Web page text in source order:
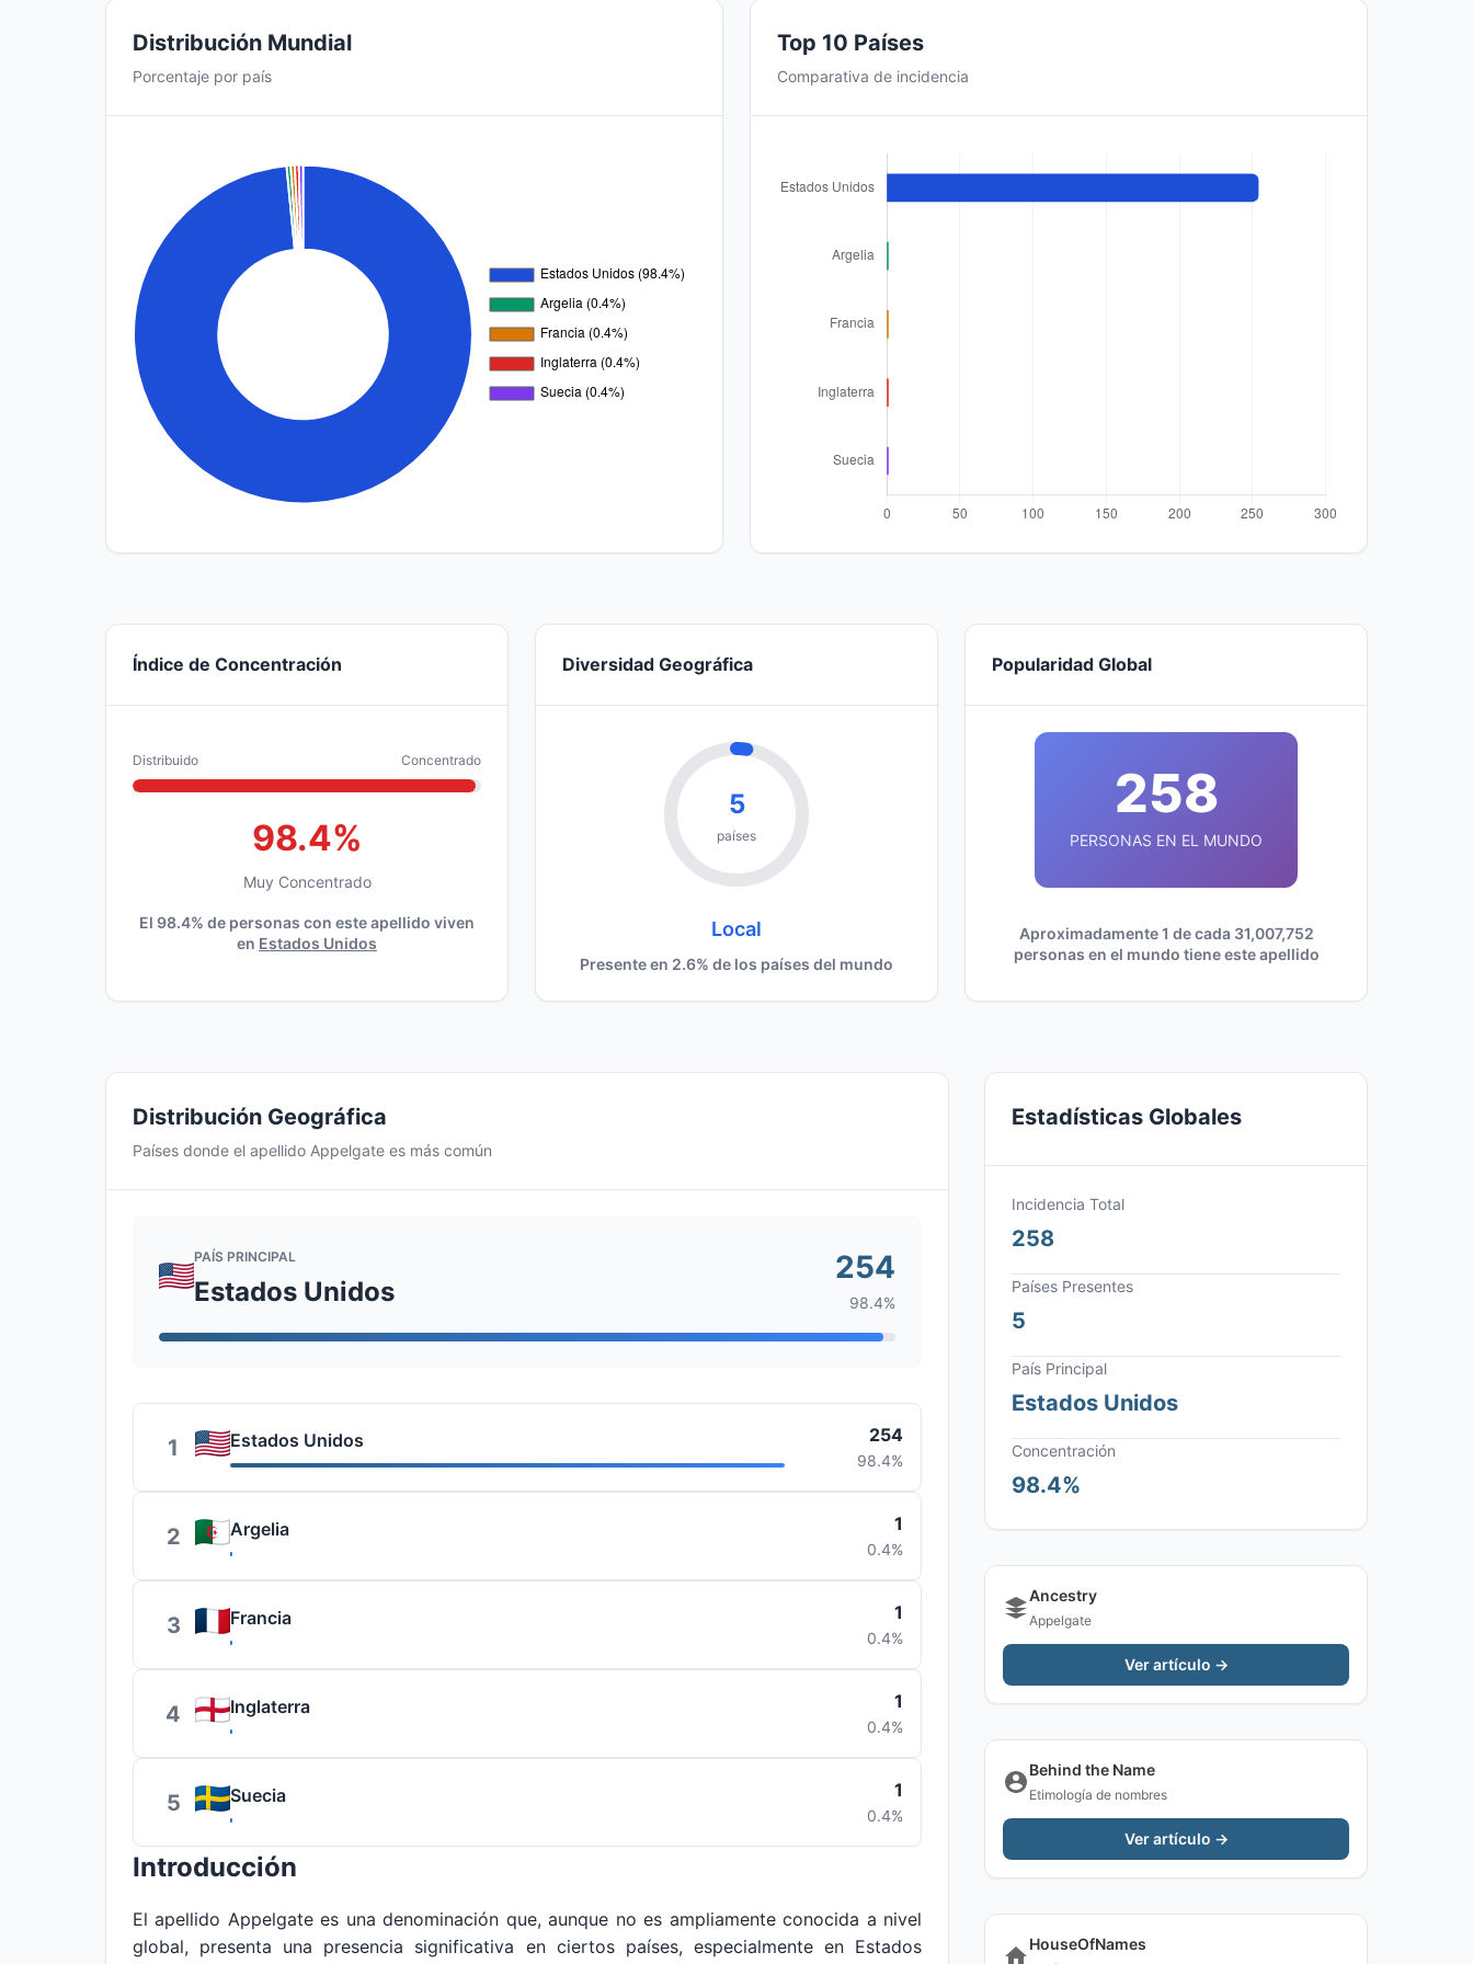
Distribución Mundial
Porcentaje por país
Top 10 Países
Comparativa de incidencia
Índice de Concentración
Distribuido Concentrado
98.4%
Muy Concentrado
El 98.4% de personas con este apellido viven
en Estados Unidos
Diversidad Geográfica
5
países
Local
Presente en 2.6% de los países del mundo
Popularidad Global
258
PERSONAS EN EL MUNDO
Aproximadamente 1 de cada 31,007,752
personas en el mundo tiene este apellido
Distribución Geográfica
Países donde el apellido Appelgate es más común
PAÍS PRINCIPAL
Estados Unidos
254
98.4%
1 Estados Unidos 254
98.4%
2 Argelia 1
0.4%
3 Francia 1
0.4%
4 Inglaterra 1
0.4%
5 Suecia 1
0.4%
Introducción
El apellido Appelgate es una denominación que, aunque no es ampliamente conocida a nivel
global, presenta una presencia significativa en ciertos países, especialmente en Estados
Estadísticas Globales
Incidencia Total
258
Países Presentes
5
País Principal
Estados Unidos
Concentración
98.4%
Ancestry
Appelgate
Ver artículo →
Behind the Name
Etimología de nombres
Ver artículo →
HouseOfNames